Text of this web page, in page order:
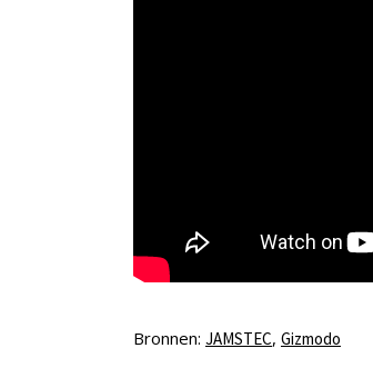
Bronnen: JAMSTEC, Gizmodo